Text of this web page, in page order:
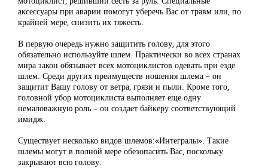
аксессуары при аварии помогут уберечь Вас от травм или, по
крайней мере, снизить их тяжесть.
В первую очередь нужно защитить голову, для этого
обязательно используйте шлем. Практически во всех странах
мира закон обязывает всех мотоциклистов одевать при езде
шлем. Среди других преимуществ ношения шлема – он
защитит Вашу голову от ветра, грязи и пыли. Кроме того,
головной убор мотоциклиста выполняет еще одну
немаловажную роль – он создает байкеру соответствующий
имидж.
Существует несколько видов шлемов:«Интегралы». Такие
шлемы могут в полной мере обезопасить Вас, поскольку
закрывают всю голову.